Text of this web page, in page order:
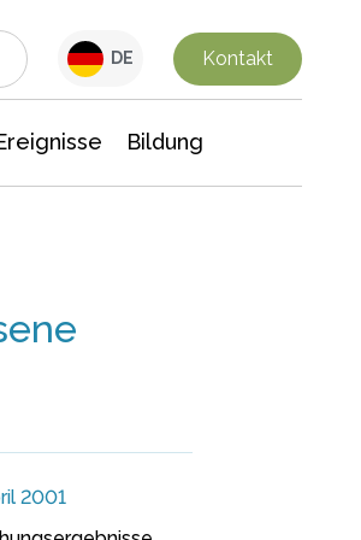
DE Kontakt
Bildung
2001